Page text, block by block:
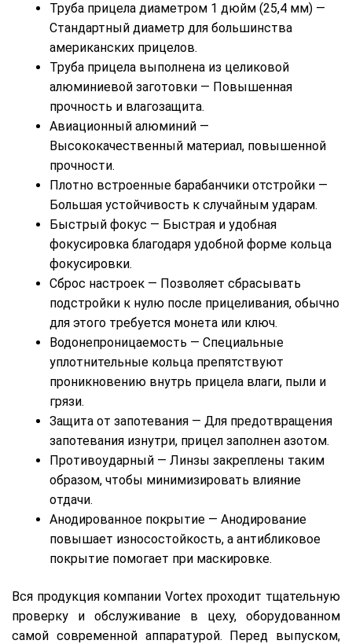
Труба прицела диаметром 1 дюйм (25,4 мм) —
Стандартный диаметр для большинства
американских прицелов.
Труба прицела выполнена из целиковой
алюминиевой заготовки — Повышенная
прочность и влагозащита.
Авиационный алюминий —
Высококачественный материал, повышенной
прочности.
Плотно встроенные барабанчики отстройки —
Большая устойчивость к случайным ударам.
Быстрый фокус — Быстрая и удобная
фокусировка благодаря удобной форме кольца
фокусировки.
Сброс настроек — Позволяет сбрасывать
подстройки к нулю после прицеливания, обычно
для этого требуется монета или ключ.
Водонепроницаемость — Специальные
уплотнительные кольца препятствуют
проникновению внутрь прицела влаги, пыли и
грязи.
Защита от запотевания — Для предотвращения
запотевания изнутри, прицел заполнен азотом.
Противоударный — Линзы закреплены таким
образом, чтобы минимизировать влияние
отдачи.
Анодированное покрытие — Анодирование
повышает износостойкость, а антибликовое
покрытие помогает при маскировке.
Вся продукция компании Vortex проходит тщательную
проверку и обслуживание в цеху, оборудованном
самой современной аппаратурой. Перед выпуском,